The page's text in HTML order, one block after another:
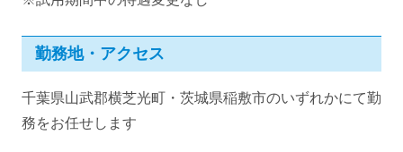
勤務地・アクセス
千葉県山武郡横芝光町・茨城県稲敷市のいずれかにて勤
務をお任せします